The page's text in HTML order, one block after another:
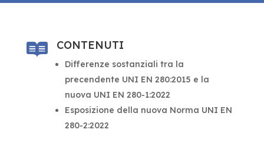
 CONTENUTI
Differenze sostanziali tra la
precendente UNI EN 280:2015 e la
nuova UNI EN 280-1:2022
Esposizione della nuova Norma UNI EN
280-2:2022